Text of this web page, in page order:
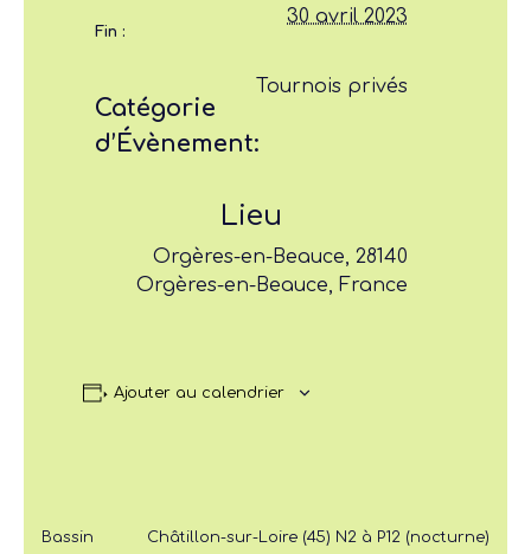
Fin :
30 avril 2023
Catégorie
d’Évènement:
Tournois privés
Lieu
Orgères-en-Beauce, 28140
Orgères-en-Beauce, France
Ajouter au calendrier
Bassin Châtillon-sur-Loire (45) N2 à P12 (nocturne)